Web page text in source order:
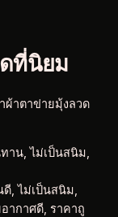
ที่นิยม
ผ้าตาข่ายมุ้งลวด
าน, ไม่เป็นสนิม,
, ไม่เป็นสนิม,
ากาศดี, ราคาถู